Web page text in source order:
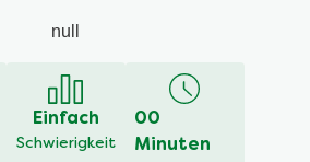
null
Einfach
Schwierigkeit
00
Minuten